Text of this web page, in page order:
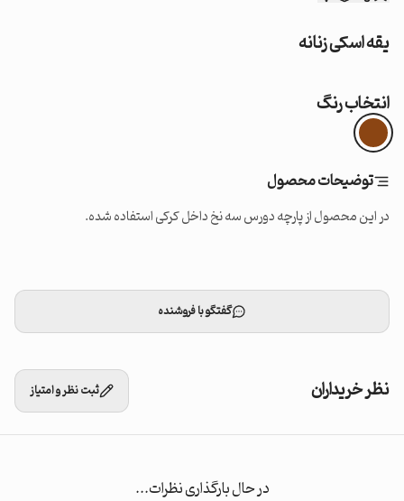
یقه اسکی زنانه
انتخاب رنگ
توضیحات محصول
در این محصول از پارچه دورس سه نخ داخل کرکی استفاده شده.
گفتگو با فروشنده
نظر خریداران ثبت نظر و امتیاز
در حال بارگذاری نظرات...